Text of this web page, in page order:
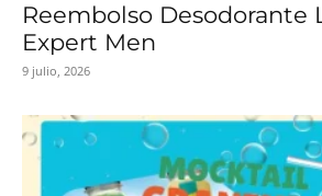
Reembolso Desodorante
Expert Men
9 julio, 2026